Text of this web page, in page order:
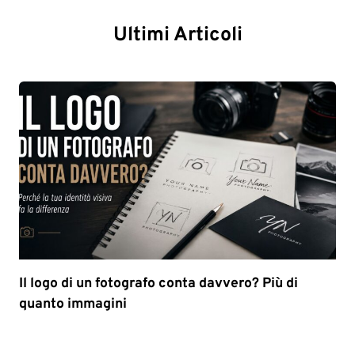
Ultimi Articoli
Il logo di un fotografo conta davvero? Più di
quanto immagini